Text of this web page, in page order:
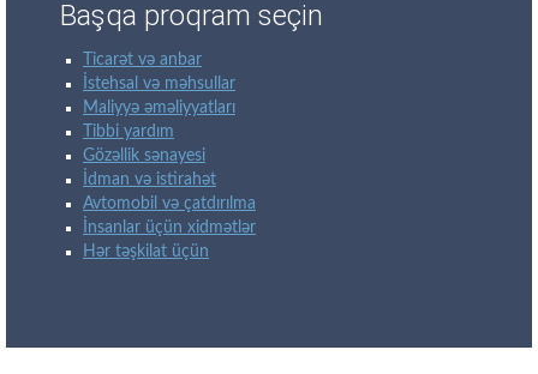
Başqa proqram seçin
Ticarət və anbar
İstehsal və məhsullar
Maliyyə əməliyyatları
Tibbi yardım
Gözəllik sənayesi
İdman və istirahət
Avtomobil və çatdırılma
İnsanlar üçün xidmətlər
Hər təşkilat üçün